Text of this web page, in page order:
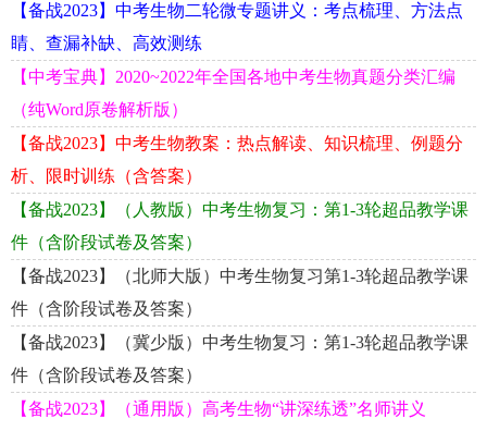
【备战2023】中考生物二轮微专题讲义：考点梳理、方法点
睛、查漏补缺、高效测练
【中考宝典】2020~2022年全国各地中考生物真题分类汇编
（纯Word原卷解析版）
【备战2023】中考生物教案：热点解读、知识梳理、例题分
析、限时训练（含答案）
【备战2023】（人教版）中考生物复习：第1-3轮超品教学课
件（含阶段试卷及答案）
【备战2023】（北师大版）中考生物复习第1-3轮超品教学课
件（含阶段试卷及答案）
【备战2023】（冀少版）中考生物复习：第1-3轮超品教学课
件（含阶段试卷及答案）
【备战2023】（通用版）高考生物“讲深练透”名师讲义